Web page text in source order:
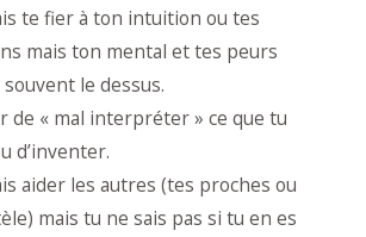
te fier à ton intuition ou tes
mais ton mental et tes peurs
le dessus.
de « mal interpréter » ce que tu
d’inventer.
aider les autres (tes proches ou
mais tu ne sais pas si tu en es